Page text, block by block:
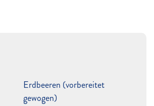
Erdbeeren (vorbereitet
gewogen)